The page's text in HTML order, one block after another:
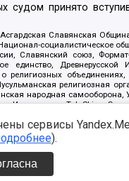
принято
Славянская
социалистическое
Славянский союз,
Древнерусской
религиозная
народная самооборона,
TulaSkins,
группа МПГ,
уголовное
Штабы Навального,
сервисы
).